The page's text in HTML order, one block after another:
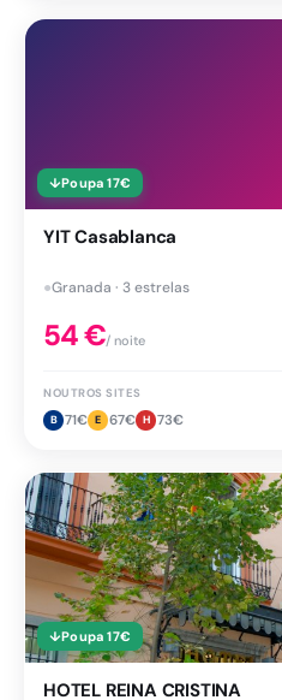
↓Poupa 17€
YIT Casablanca
●Granada · 3 estrelas
54€/ noite
NOUTROS SITES
B 71€ E 67€ H 73€
↓Poupa 17€
HOTEL REINA CRISTINA